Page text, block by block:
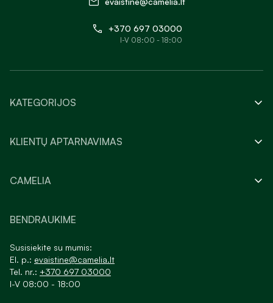
+370 697 03000
I-V 08:00 - 18:00
KATEGORIJOS
KLIENTŲ APTARNAVIMAS
CAMELIA
BENDRAUKIME
Susisiekite su mumis:
El. p.: evaistine@camelia.lt
Tel. nr.: +370 697 03000
I-V 08:00 - 18:00